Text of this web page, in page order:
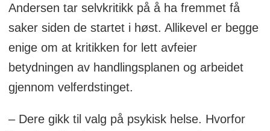
Andersen tar selvkritikk på å ha fremmet få
saker siden de startet i høst. Allikevel er begge
enige om at kritikken for lett avfeier
betydningen av handlingsplanen og arbeidet
gjennom velferdstinget.
– Dere gikk til valg på psykisk helse. Hvorfor